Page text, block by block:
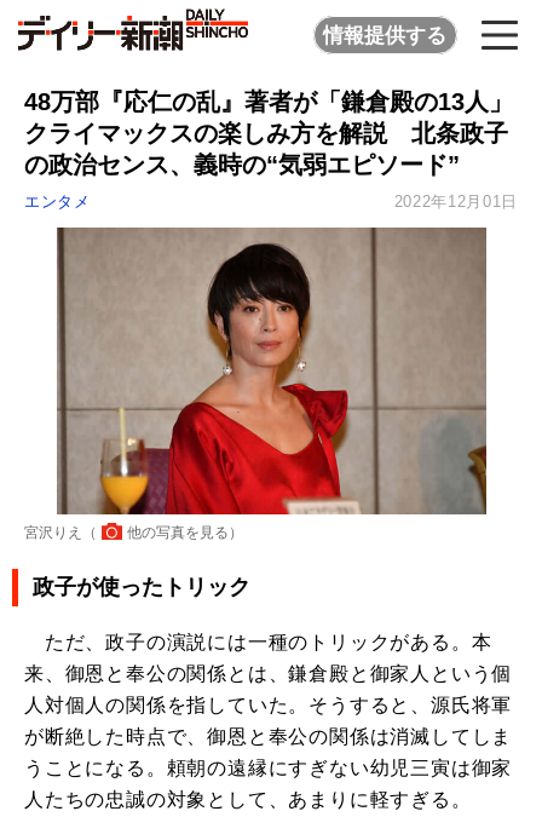
情報提供する
48万部『応仁の乱』著者が「鎌倉殿の13人」
クライマックスの楽しみ方を解説 北条政子
の政治センス、義時の“気弱エピソード”
エンタメ 2022年12月01日
宮沢りえ（ 他の写真を見る ）
政子が使ったトリック
ただ、政子の演説には一種のトリックがある。本
来、御恩と奉公の関係とは、鎌倉殿と御家人という個
人対個人の関係を指していた。そうすると、源氏将軍
が断絶した時点で、御恩と奉公の関係は消滅してしま
うことになる。頼朝の遠縁にすぎない幼児三寅は御家
人たちの忠誠の対象として、あまりに軽すぎる。